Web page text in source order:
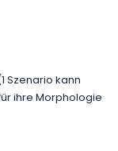
Szenario kann
ihre Morphologie